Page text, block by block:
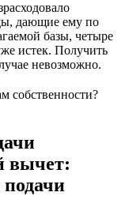
дающие ему по
базы, четыре
истек. Получить
невозможно.
собственности?
вычет:
подачи